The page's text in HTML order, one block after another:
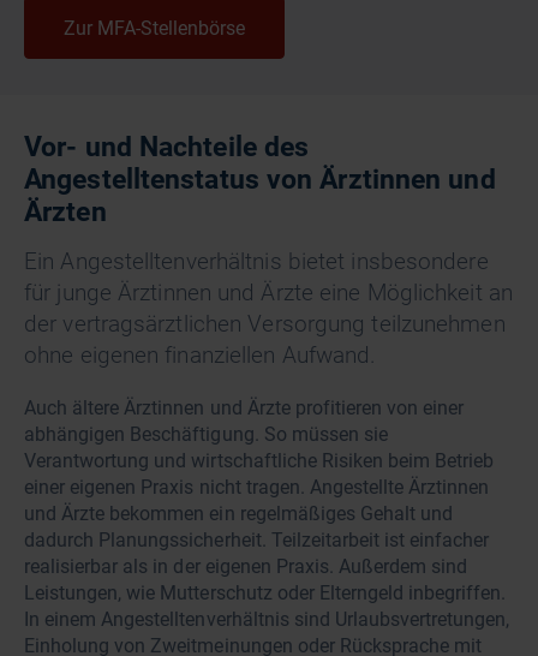
Zur MFA-Stellenbörse
Vor- und Nachteile des
Angestelltenstatus von Ärztinnen und
Ärzten
Ein Angestelltenverhältnis bietet insbesondere
für junge Ärztinnen und Ärzte eine Möglichkeit an
der vertragsärztlichen Versorgung teilzunehmen
ohne eigenen finanziellen Aufwand.
Auch ältere Ärztinnen und Ärzte profitieren von einer
abhängigen Beschäftigung. So müssen sie
Verantwortung und wirtschaftliche Risiken beim Betrieb
einer eigenen Praxis nicht tragen. Angestellte Ärztinnen
und Ärzte bekommen ein regelmäßiges Gehalt und
dadurch Planungssicherheit. Teilzeitarbeit ist einfacher
realisierbar als in der eigenen Praxis. Außerdem sind
Leistungen, wie Mutterschutz oder Elterngeld inbegriffen.
In einem Angestelltenverhältnis sind Urlaubsvertretungen,
Einholung von Zweitmeinungen oder Rücksprache mit